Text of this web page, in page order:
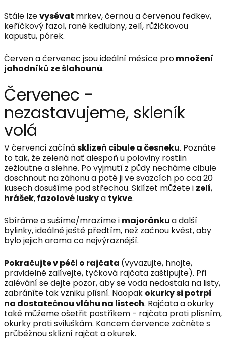
Stále lzevysévat mrkev, černou a červenou ředkev,
keříčkový fazol, rané kedlubny, zelí, růžičkovou
kapustu, pórek.
Červen a červenec jsou ideální měsíce promnožení
jahodníků ze šlahounů.
Červenec -
nezastavujeme, skleník
volá
V červenci začínásklizeň cibule a česneku. Poznáte
to tak, že zelená nať alespoň u poloviny rostlin
zežloutne a slehne. Po vyjmutí z půdy necháme cibule
doschnout na záhonu a poté ji ve svazcích po cca 20
kusech dosušíme pod střechou. Sklízet můžete i zelí,
hrášek,fazolové luskya tykve.
Sbíráme a sušíme/mrazíme i majoránkua další
bylinky, ideálně ještě předtím, než začnou kvést, aby
bylo jejich aroma co nejvýraznější.
Pokračujte v péči o rajčata (vyvazujte, hnojte,
pravidelně zalívejte, tyčková rajčata zaštipujte). Při
zalévání se dejte pozor, aby se voda nedostala na listy,
zabráníte tak vzniku plísní. Naopak okurky si potrpí
na dostatečnou vláhu na listech. Rajčata a okurky
také můžeme ošetřit postřikem - rajčata proti plísním,
okurky proti sviluškám. Koncem července začněte s
průběžnou sklizní rajčat a okurek.